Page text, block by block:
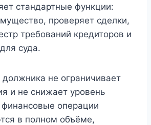
стандартные функции:
проверяет сделки,
требований кредиторов и
суда.
не ограничивает
и не снижает уровень
операции
в полном объёме,